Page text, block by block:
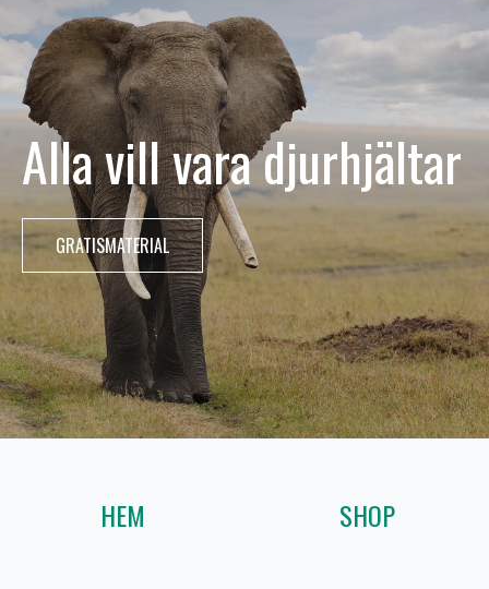
Alla vill vara djurhjältar
GRATISMATERIAL
HEM SHOP